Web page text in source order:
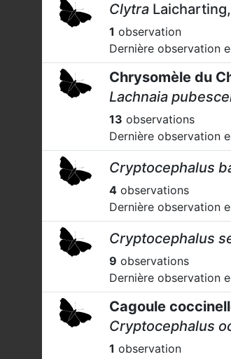
Clytra Laicharting,
1 observation
Dernière observation
Chrysomèle du
Lachnaia
13 observations
Dernière observation
Cryptocephalus
4 observations
Dernière observation
Cryptocephalus
9 observations
Dernière observation
Cagoule
Cryptocephalus
1 observation